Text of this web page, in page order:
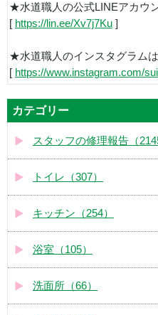
★水道職人の公式LINEアカウ
[ https://lin.ee/Xv7j7Ku ]
★水道職人のインスタグラムは
[ https://www.instagram.com/
カテゴリー
スタッフの修理報告（
トイレ（307）
キッチン（254）
浴室（105）
洗面所（66）